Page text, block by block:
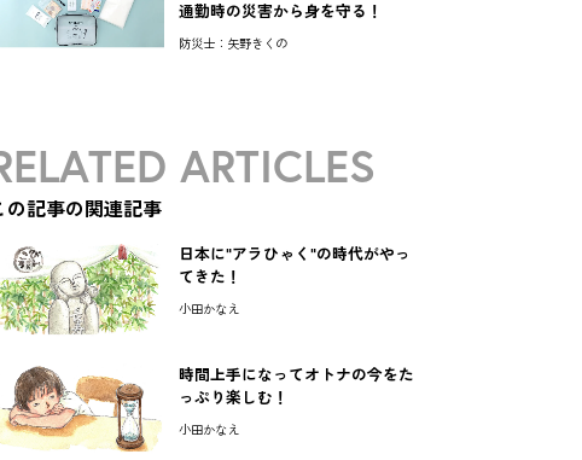
通勤時の災害から身を守る！
防災士：矢野きくの
ARTICLES
の記事の関連記事
日本に"アラひゃく"の時代がやっ
てきた！
小田かなえ
時間上手になってオトナの今をた
っぷり楽しむ！
小田かなえ